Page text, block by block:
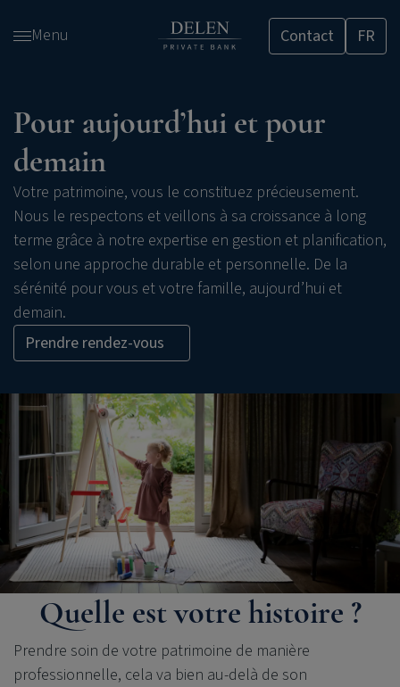
contenu
Menu Contact FR
Pour aujourd’hui et pour
demain
Votre patrimoine, vous le constituez précieusement.
Nous le respectons et veillons à sa croissance à long
terme grâce à notre expertise en gestion et planification,
selon une approche durable et personnelle. De la
sérénité pour vous et votre famille, aujourd’hui et
demain.
Prendre rendez-vous
Quelle est votre histoire ?
Prendre soin de votre patrimoine de manière
professionnelle, cela va bien au-delà de son